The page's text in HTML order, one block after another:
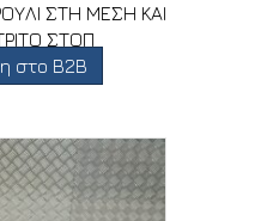
ΣΤΗ ΜΕΣΗ ΚΑΙ
ΣΤΟΠ
στο B2B